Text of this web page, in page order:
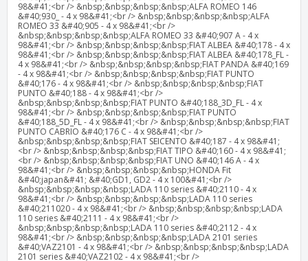
98&#41;<br /> &nbsp;&nbsp;&nbsp;&nbsp;ALFA ROMEO 146
&#40;930_ - 4 x 98&#41;<br /> &nbsp;&nbsp;&nbsp;&nbsp;ALFA
ROMEO 33 &#40;905 - 4 x 98&#41;<br />
&nbsp;&nbsp;&nbsp;&nbsp;ALFA ROMEO 33 &#40;907 A - 4 x
98&#41;<br /> &nbsp;&nbsp;&nbsp;&nbsp;FIAT ALBEA &#40;178 - 4 x
98&#41;<br /> &nbsp;&nbsp;&nbsp;&nbsp;FIAT ALBEA &#40;178_FL -
4 x 98&#41;<br /> &nbsp;&nbsp;&nbsp;&nbsp;FIAT PANDA &#40;169
- 4 x 98&#41;<br /> &nbsp;&nbsp;&nbsp;&nbsp;FIAT PUNTO
&#40;176 - 4 x 98&#41;<br /> &nbsp;&nbsp;&nbsp;&nbsp;FIAT
PUNTO &#40;188 - 4 x 98&#41;<br />
&nbsp;&nbsp;&nbsp;&nbsp;FIAT PUNTO &#40;188_3D_FL - 4 x
98&#41;<br /> &nbsp;&nbsp;&nbsp;&nbsp;FIAT PUNTO
&#40;188_5D_FL - 4 x 98&#41;<br /> &nbsp;&nbsp;&nbsp;&nbsp;FIAT
PUNTO CABRIO &#40;176 C - 4 x 98&#41;<br />
&nbsp;&nbsp;&nbsp;&nbsp;FIAT SEICENTO &#40;187 - 4 x 98&#41;
<br /> &nbsp;&nbsp;&nbsp;&nbsp;FIAT TIPO &#40;160 - 4 x 98&#41;
<br /> &nbsp;&nbsp;&nbsp;&nbsp;FIAT UNO &#40;146 A - 4 x
98&#41;<br /> &nbsp;&nbsp;&nbsp;&nbsp;HONDA Fit
&#40;japan&#41; &#40;GD1, GD2 - 4 x 100&#41;<br />
&nbsp;&nbsp;&nbsp;&nbsp;LADA 110 series &#40;2110 - 4 x
98&#41;<br /> &nbsp;&nbsp;&nbsp;&nbsp;LADA 110 series
&#40;211020 - 4 x 98&#41;<br /> &nbsp;&nbsp;&nbsp;&nbsp;LADA
110 series &#40;2111 - 4 x 98&#41;<br />
&nbsp;&nbsp;&nbsp;&nbsp;LADA 110 series &#40;2112 - 4 x
98&#41;<br /> &nbsp;&nbsp;&nbsp;&nbsp;LADA 2101 series
&#40;VAZ2101 - 4 x 98&#41;<br /> &nbsp;&nbsp;&nbsp;&nbsp;LADA
2101 series &#40;VAZ2102 - 4 x 98&#41;<br />